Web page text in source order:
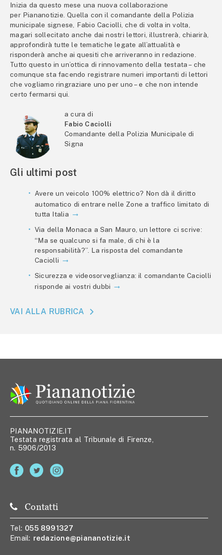
Inizia da questo mese una nuova collaborazione
per Piananotizie. Quella con il comandante della Polizia
municipale signese, Fabio Caciolli, che di volta in volta,
magari sollecitato anche dai nostri lettori, illustrerà, chiarirà,
approfondirà tutte le tematiche legate all’attualità e
risponderà anche ai quesiti che arriveranno in redazione.
Tutto questo in un’ottica di rinnovamento della testata – che
comunque sta facendo registrare numeri importanti di lettori
che vogliamo ringraziare uno per uno – e che non intende
certo fermarsi qui.
a cura di
Fabio Caciolli
Comandante della Polizia Municipale di
Signa
Gli ultimi post
Avere un veicolo 100% elettrico? Non dà il diritto
automatico di entrare nelle Zone a traffico limitato di
tutta Italia
Via della Monaca a San Mauro, un lettore ci scrive:
“Ma se qualcuno si fa male, di chi è la
responsabilità?”. La risposta del comandante
Caciolli
Sicurezza e videosorveglianza: il comandante Caciolli
risponde ai vostri dubbi
VAI ALLA RUBRICA
PIANANOTIZIE.IT
Testata registrata al Tribunale di Firenze,
n. 5906/2013
Contatti
Tel: 055 8991327
Email: redazione@piananotizie.it